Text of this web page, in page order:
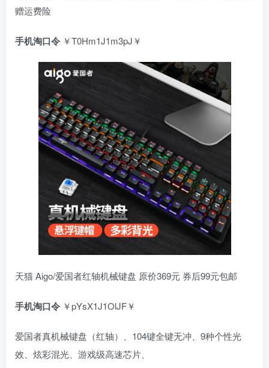
赠运费险
手机淘口令 ￥T0Hm1J1m3pJ￥
天猫 Aigo/爱国者红轴机械键盘 原价369元 券后99元包邮
手机淘口令 ￥pYsX1J1OlJF￥
爱国者真机械键盘（红轴）、104键全键无冲、9种个性光
效、炫彩混光、游戏级高速芯片、